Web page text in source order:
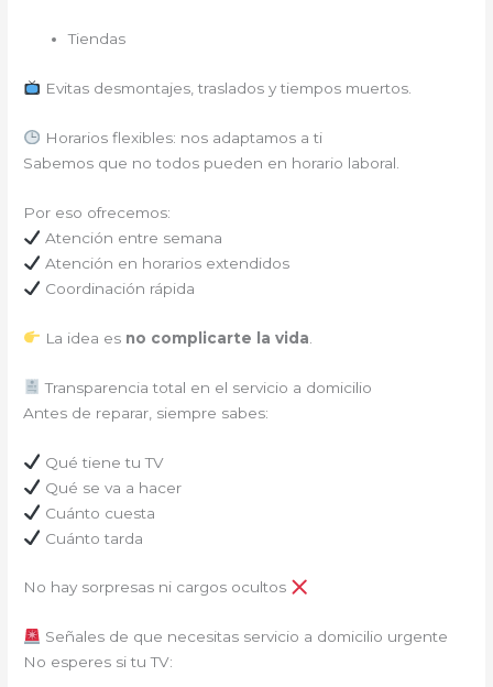
Tiendas
Evitas desmontajes, traslados y tiempos muertos.
Horarios flexibles: nos adaptamos a ti
Sabemos que no todos pueden en horario laboral.
Por eso ofrecemos:
Atención entre semana
Atención en horarios extendidos
Coordinación rápida
La idea es no complicarte la vida
Transparencia total en el servicio a domicilio
Antes de reparar, siempre sabes:
Qué tiene tu TV
Qué se va a hacer
Cuánto cuesta
Cuánto tarda
No hay sorpresas ni cargos ocultos
Señales de que necesitas servicio a domicilio urgente
No esperes si tu TV: